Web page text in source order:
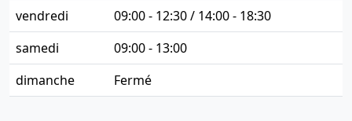
vendredi
09:00 - 12:30 / 14:00 - 18:30
samedi
09:00 - 13:00
dimanche
Fermé